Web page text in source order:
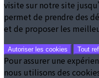
visite sur notre site
permet de prendre des
et de proposer les
Autoriser les cookies Tout
Pour assurer une
nous utilisons des